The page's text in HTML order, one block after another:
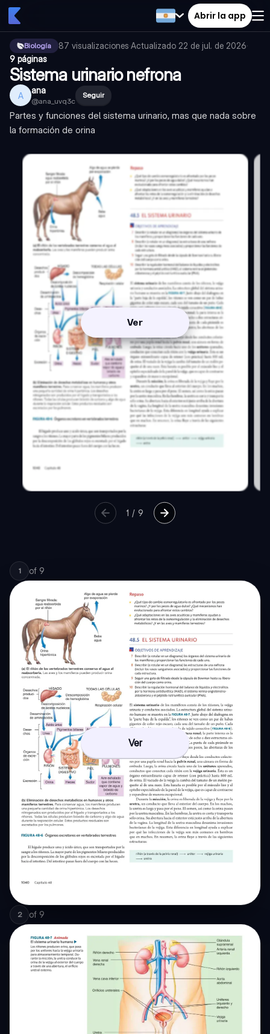
Abrir la app
Biología 87 visualizaciones·Actualizado 22 de jul. de 2026·
9 páginas
Sistema urinario nefrona
A ana
@ana_uvq3c
Seguir
Partes y funciones del sistema urinario, mas que nada sobre
la formación de orina
Ver
1 /9
1 of 9
Ver
2 of 9